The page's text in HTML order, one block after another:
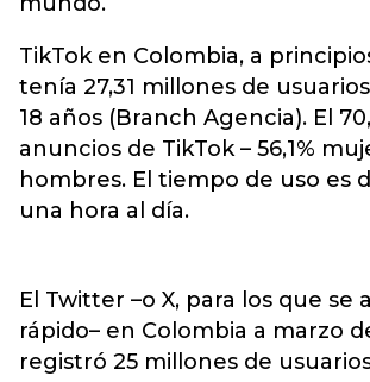
TikTok en Colombia, a
tenía 27,31 millones de
18 años (Branch Agencia). El
anuncios de TikTok – 56,1%
hombres. El tiempo de uso es
una hora al día.
El Twitter –o X, para los que se
rápido– en Colombia a marzo
registró 25 millones de